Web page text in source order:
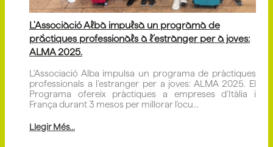
L'Associació Alba impulsa un programa de
pràctiques professionals a l’estranger per a joves:
ALMA 2025.
L'Associació Alba impulsa un programa de pràctiques
professionals a l’estranger per a joves: ALMA 2025. El
Programa ofereix pràctiques a empreses d’Itàlia i
França durant 3 mesos per millorar l'ocu...
Llegir Més...